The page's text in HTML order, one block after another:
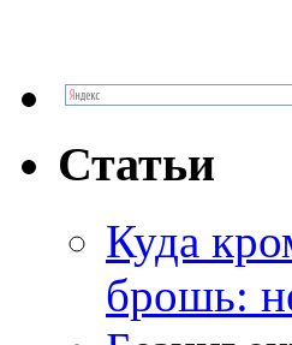
Статьи
Куда
брошь: